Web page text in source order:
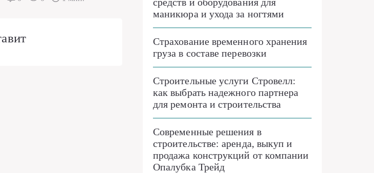
маникюра и ухода за ногтями
Страхование временного хранения
груза в составе перевозки
Строительные услуги Стровелл:
как выбрать надежного партнера
для ремонта и строительства
Современные решения в
строительстве: аренда, выкуп и
продажа конструкций от компании
Опалубка Трейд